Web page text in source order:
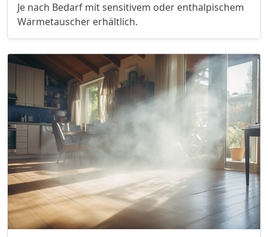
Je nach Bedarf mit sensitivem oder enthalpischem
Wärmetauscher erhältlich.